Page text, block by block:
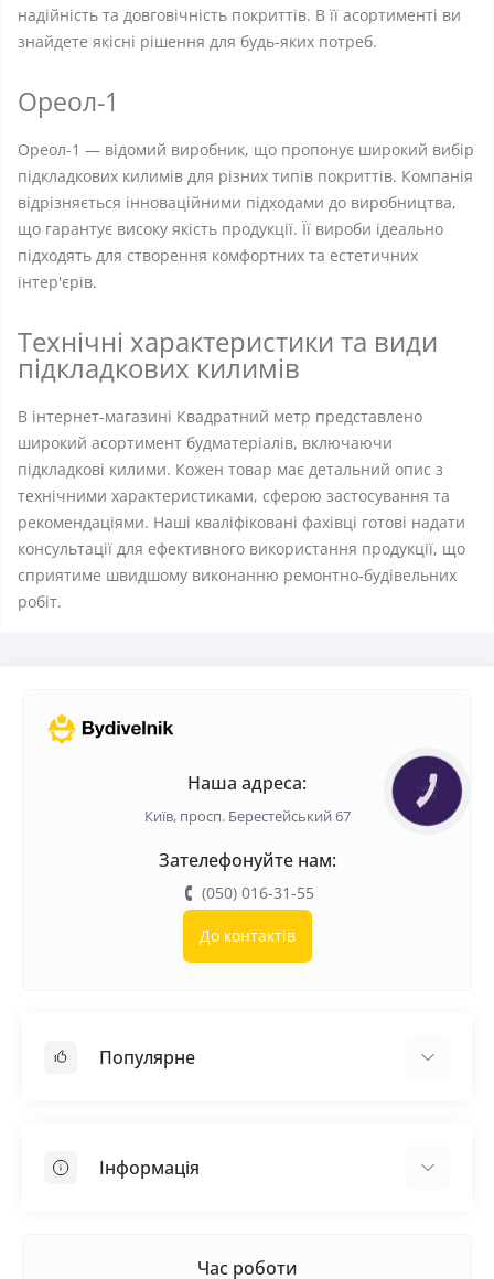
надійність та довговічність покриттів. В її асортименті ви
знайдете якісні рішення для будь-яких потреб.
Ореол-1
Ореол-1 — відомий виробник, що пропонує широкий вибір
підкладкових килимів для різних типів покриттів. Компанія
відрізняється інноваційними підходами до виробництва,
що гарантує високу якість продукції. Її вироби ідеально
підходять для створення комфортних та естетичних
інтер'єрів.
Технічні характеристики та види
підкладкових килимів
В інтернет-магазині Квадратний метр представлено
широкий асортимент будматеріалів, включаючи
підкладкові килими. Кожен товар має детальний опис з
технічними характеристиками, сферою застосування та
рекомендаціями. Наші кваліфіковані фахівці готові надати
консультації для ефективного використання продукції, що
сприятиме швидшому виконанню ремонтно-будівельних
робіт.
Наша адреса:
Київ, просп. Берестейський 67
Зателефонуйте нам:
(050) 016-31-55
До контактів
Популярне
Самовирівнююча суміш
Інформація
Час роботи
КНОПКА
ЗВ'ЯЗКУ